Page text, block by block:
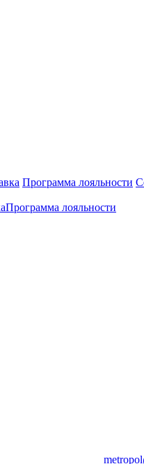
Программа лояльности
Программа лояльности